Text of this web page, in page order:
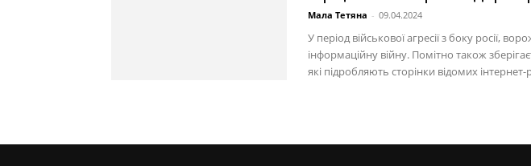
Мала Тетяна - 09.04.2024
У період військової агресії з боку росії,
інформаційну війну. Помітно також
які підробляють сторінки відомих інтернет-